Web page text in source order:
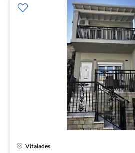
Vitalades